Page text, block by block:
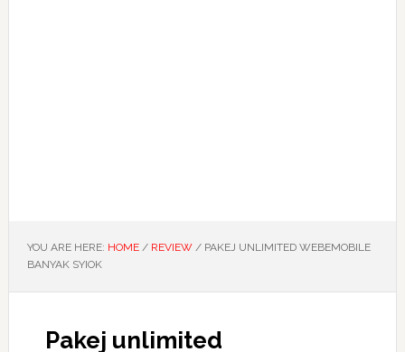
YOU ARE HERE: HOME / REVIEW /PAKEJ UNLIMITED WEBEMOBILE
BANYAK SYIOK
Pakej unlimited